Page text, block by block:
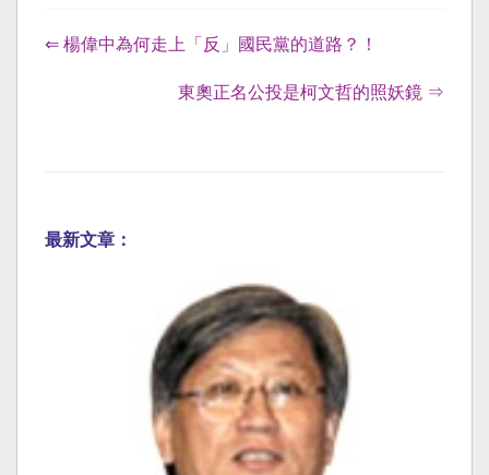
⇐ 楊偉中為何走上「反」國民黨的道路？！
東奧正名公投是柯文哲的照妖鏡 ⇒
最新文章：